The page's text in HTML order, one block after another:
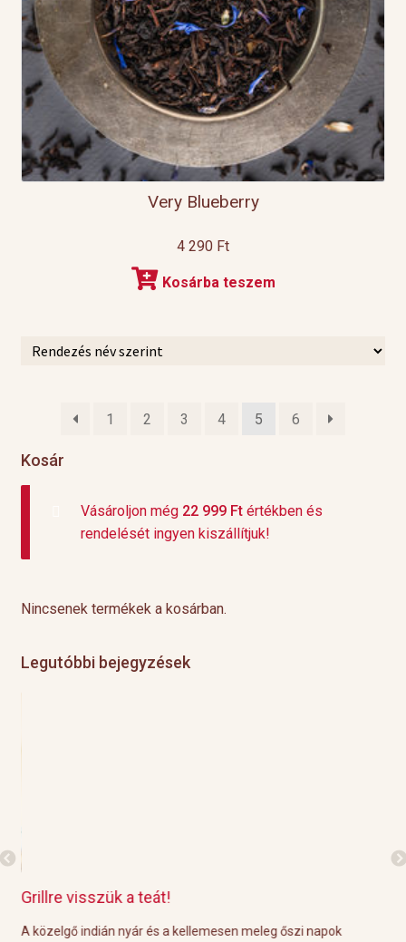
Very Blueberry
4 290 Ft
Kosárba teszem
1 2 3 4 5 6
Kosár
Vásároljon még 22 999 Ftértékben és
rendelését ingyen kiszállítjuk!
Nincsenek termékek a kosárban.
Legutóbbi bejegyzések
Grillre visszük a teát!
A közelgő indián nyár és a kellemesen meleg őszi napok